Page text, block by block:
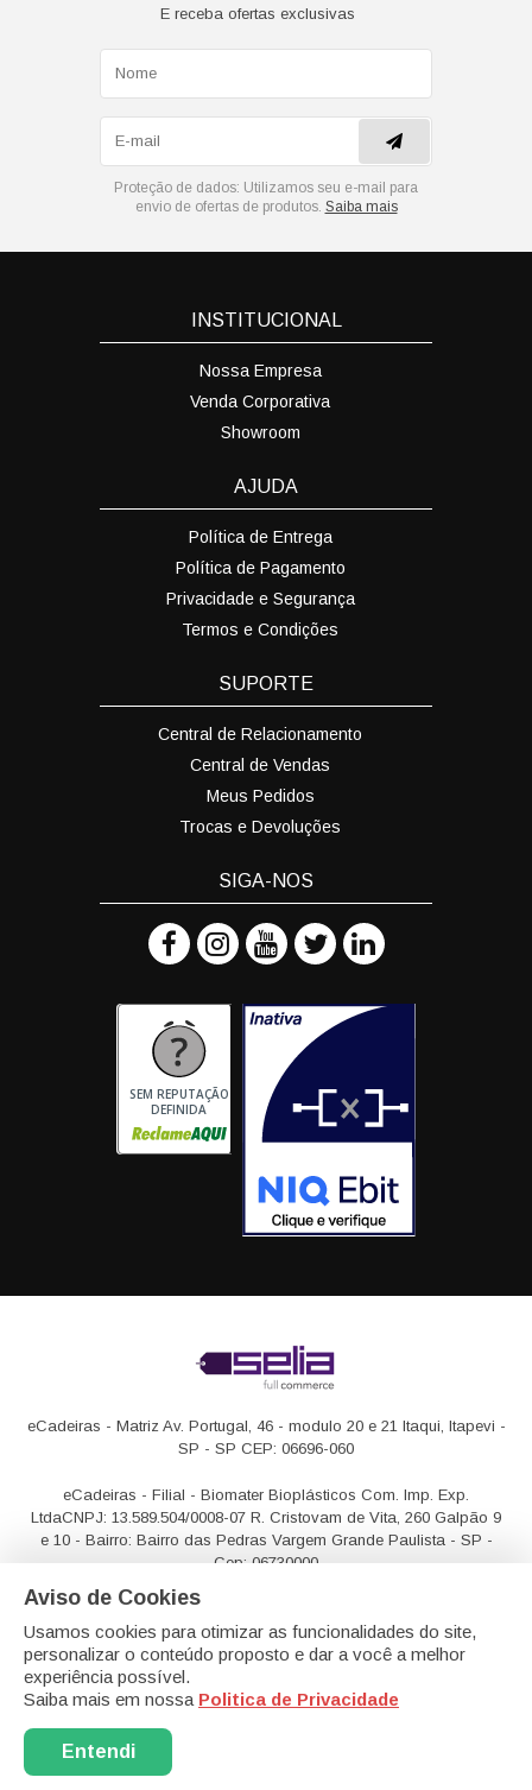
E receba ofertas exclusivas
Proteção de dados: Utilizamos seu e-mail para
envio de ofertas de produtos. Saiba mais
INSTITUCIONAL
Nossa Empresa
Venda Corporativa
Showroom
AJUDA
Política de Entrega
Política de Pagamento
Privacidade e Segurança
Termos e Condições
SUPORTE
Central de Relacionamento
Central de Vendas
Meus Pedidos
Trocas e Devoluções
SIGA-NOS
SEM REPUTAÇÃO
DEFINIDA
eCadeiras - Matriz Av. Portugal, 46 - modulo 20 e 21Itaqui, Itapevi -
SP - SP CEP: 06696-060
eCadeiras - Filial - Biomater Bioplásticos Com. Imp. Exp.
LtdaCNPJ: 13.589.504/0008-07 R. Cristovam de Vita, 260 Galpão 9
e 10 - Bairro: Bairro das Pedras Vargem Grande Paulista - SP -
Cep: 06730000
Aviso de Cookies
Usamos cookies para otimizar as funcionalidades do site,
personalizar o conteúdo proposto e dar a você a melhor
experiência possível.
Saiba mais em nossa Politica de Privacidade
Entendi